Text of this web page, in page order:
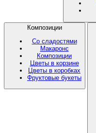
Композиции
Со сладостями
Макаронс
Композиции
Цветы в корзине
Цветы в коробках
Фруктовые букеты